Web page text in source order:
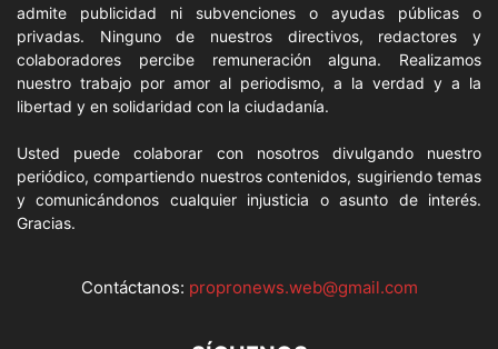
admite publicidad ni subvenciones o ayudas públicas o
privadas. Ninguno de nuestros directivos, redactores y
colaboradores percibe remuneración alguna. Realizamos
nuestro trabajo por amor al periodismo, a la verdad y a la
libertad y en solidaridad con la ciudadanía.
Usted puede colaborar con nosotros divulgando nuestro
periódico, compartiendo nuestros contenidos, sugiriendo temas
y comunicándonos cualquier injusticia o asunto de interés.
Gracias.
Contáctanos: propronews.web@gmail.com